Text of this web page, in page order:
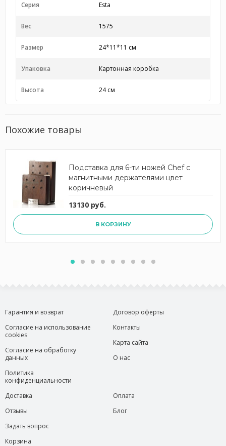
Серия Esta
Вес 1575
Размер 24*11*11 см
Упаковка Картонная коробка
Высота 24 см
Похожие товары
Подставка для 6-ти ножей Chef с
магнитными держателями цвет
коричневый
13130 руб.
В КОРЗИНУ
Гарантия и возврат
Согласие на использование
cookies
Согласие на обработку
данных
Политика
конфиденциальности
Договор оферты
Контакты
Карта сайта
О нас
Доставка
Отзывы
Задать вопрос
Корзина
Оплата
Блог